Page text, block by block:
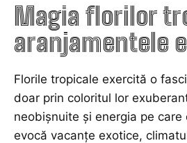
Magia florilor
aranjamentele
Florile tropicale exercită o
doar prin coloritul lor
neobișnuite și energia pe care
evocă vacanțe exotice,